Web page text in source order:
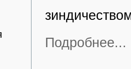
Подробнее...